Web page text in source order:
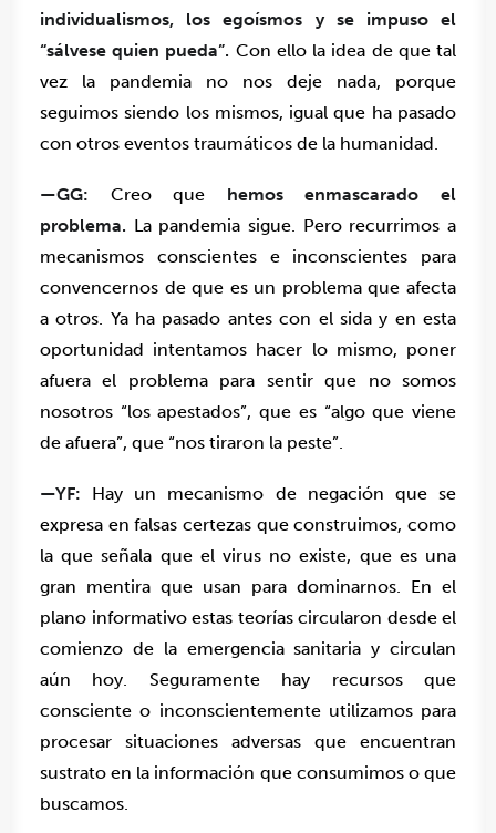
individualismos, los egoísmos y se impuso el
“sálvese quien pueda”. Con ello la idea de que tal
vez la pandemia no nos deje nada, porque
seguimos siendo los mismos, igual que ha pasado
con otros eventos traumáticos de la humanidad.
—GG: Creo que hemos enmascarado el
problema. La pandemia sigue. Pero recurrimos a
mecanismos conscientes e inconscientes para
convencernos de que es un problema que afecta
a otros. Ya ha pasado antes con el sida y en esta
oportunidad intentamos hacer lo mismo, poner
afuera el problema para sentir que no somos
nosotros “los apestados”, que es “algo que viene
de afuera”, que “nos tiraron la peste”.
—YF: Hay un mecanismo de negación que se
expresa en falsas certezas que construimos, como
la que señala que el virus no existe, que es una
gran mentira que usan para dominarnos. En el
plano informativo estas teorías circularon desde el
comienzo de la emergencia sanitaria y circulan
aún hoy. Seguramente hay recursos que
consciente o inconscientemente utilizamos para
procesar situaciones adversas que encuentran
sustrato en la información que consumimos o que
buscamos.